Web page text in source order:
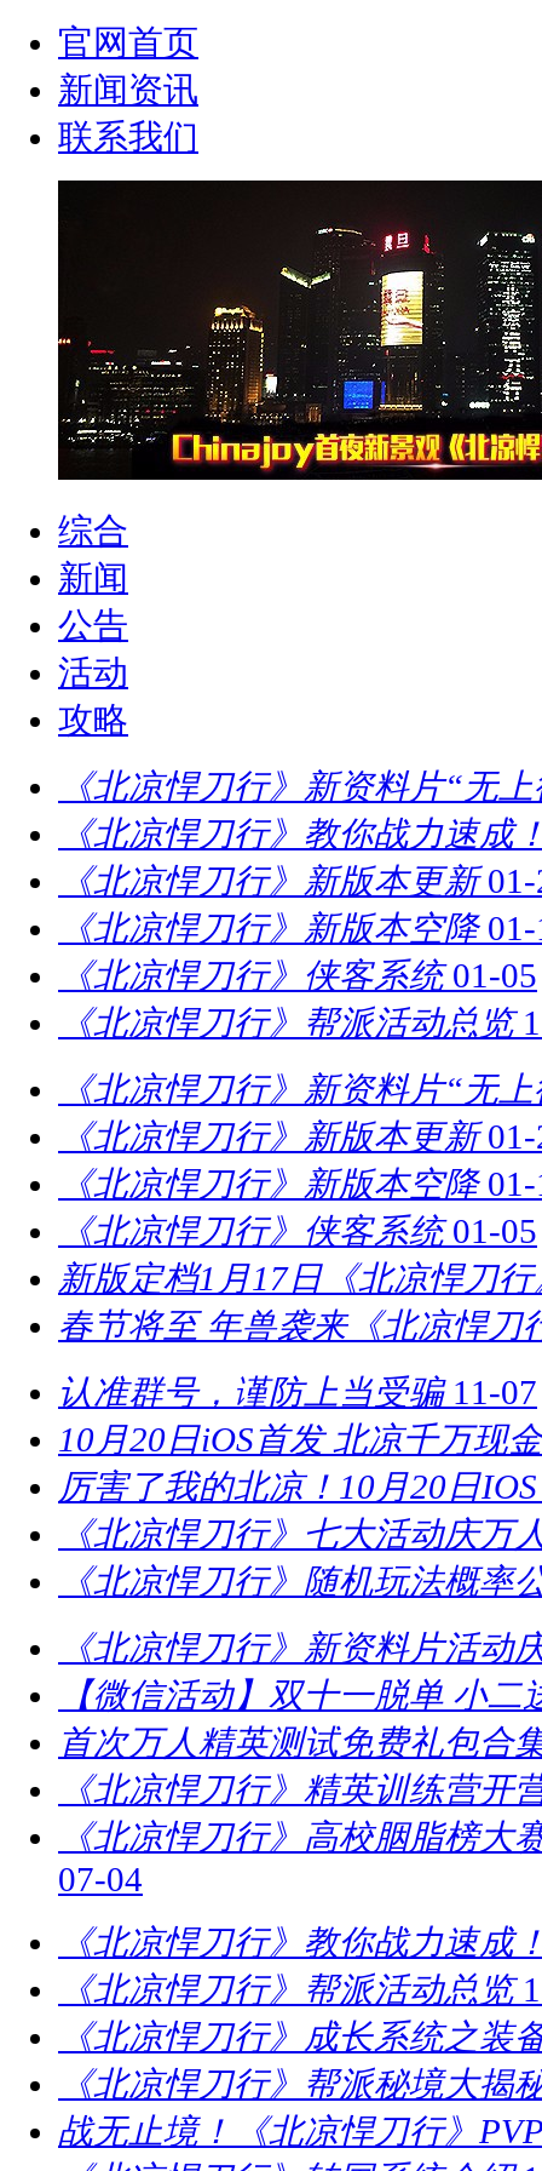
官网首页
新闻资讯
联系我们
综合
新闻
公告
活动
攻略
《北凉悍刀行》新资料片“无
《北凉悍刀行》教你战力速成
《北凉悍刀行》新版本更新
《北凉悍刀行》新版本空降
《北凉悍刀行》侠客系统 01-05
《北凉悍刀行》帮派活动总览
《北凉悍刀行》新资料片“无
《北凉悍刀行》新版本更新
《北凉悍刀行》新版本空降
《北凉悍刀行》侠客系统 01-05
新版定档1月17日《北凉悍刀
春节将至 年兽袭来《北凉悍刀
认准群号，谨防上当受骗 11-07
10月20日iOS首发 北凉千万现
厉害了我的北凉！10月20日
《北凉悍刀行》七大活动庆万
《北凉悍刀行》随机玩法概率
《北凉悍刀行》新资料片活动
【微信活动】双十一脱单 小二
首次万人精英测试免费礼包合
《北凉悍刀行》精英训练营开
《北凉悍刀行》高校胭脂榜大
07-04
《北凉悍刀行》教你战力速成
《北凉悍刀行》帮派活动总览
《北凉悍刀行》成长系统之装
《北凉悍刀行》帮派秘境大揭
战无止境！《北凉悍刀行》